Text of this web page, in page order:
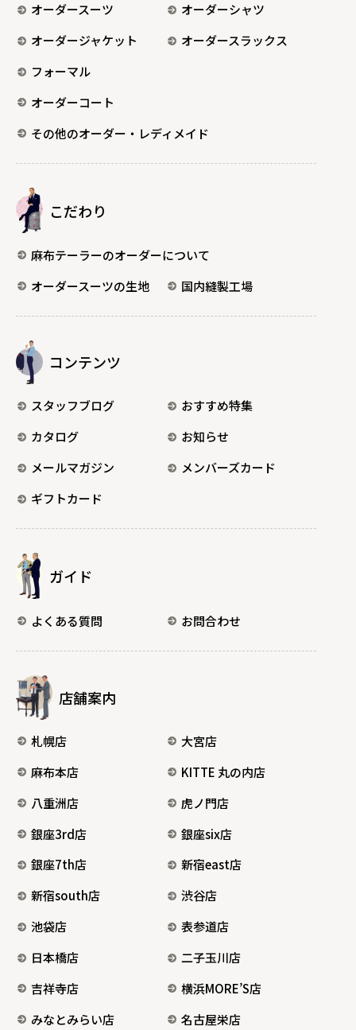
オーダースーツ
オーダーシャツ
オーダージャケット
オーダースラックス
フォーマル
オーダーコート
その他のオーダー・レディメイド
こだわり
麻布テーラーのオーダーについて
オーダースーツの生地
国内縫製工場
コンテンツ
スタッフブログ
おすすめ特集
カタログ
お知らせ
メールマガジン
メンバーズカード
ギフトカード
ガイド
よくある質問 お問合わせ
店舗案内
札幌店
大宮店
麻布本店
KITTE 丸の内店
八重洲店
虎ノ門店
銀座3rd店
銀座six店
銀座7th店
新宿east店
新宿south店
渋谷店
池袋店
表参道店
日本橋店
二子玉川店
吉祥寺店
横浜MORE’S店
みなとみらい店
名古屋栄店